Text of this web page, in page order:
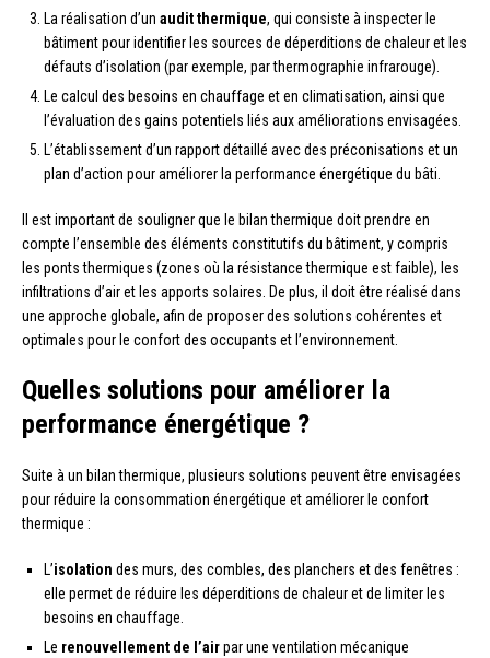
La réalisation d’un audit thermique, qui consiste à inspecter le
bâtiment pour identifier les sources de déperditions de chaleur et les
défauts d’isolation (par exemple, par thermographie infrarouge).
Le calcul des besoins en chauffage et en climatisation, ainsi que
l’évaluation des gains potentiels liés aux améliorations envisagées.
L’établissement d’un rapport détaillé avec des préconisations et un
plan d’action pour améliorer la performance énergétique du bâti.
Il est important de souligner que le bilan thermique doit prendre en
compte l’ensemble des éléments constitutifs du bâtiment, y compris
les ponts thermiques (zones où la résistance thermique est faible), les
infiltrations d’air et les apports solaires. De plus, il doit être réalisé dans
une approche globale, afin de proposer des solutions cohérentes et
optimales pour le confort des occupants et l’environnement.
Quelles solutions pour améliorer la
performance énergétique ?
Suite à un bilan thermique, plusieurs solutions peuvent être envisagées
pour réduire la consommation énergétique et améliorer le confort
thermique :
L’isolation des murs, des combles, des planchers et des fenêtres :
elle permet de réduire les déperditions de chaleur et de limiter les
besoins en chauffage.
Le renouvellement de l’airpar une ventilation mécanique